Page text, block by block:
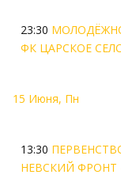
23:30
ФК ЦАРСКОЕ
15 Июня, Пн
13:30
НЕВСКИЙ ФРОНТ